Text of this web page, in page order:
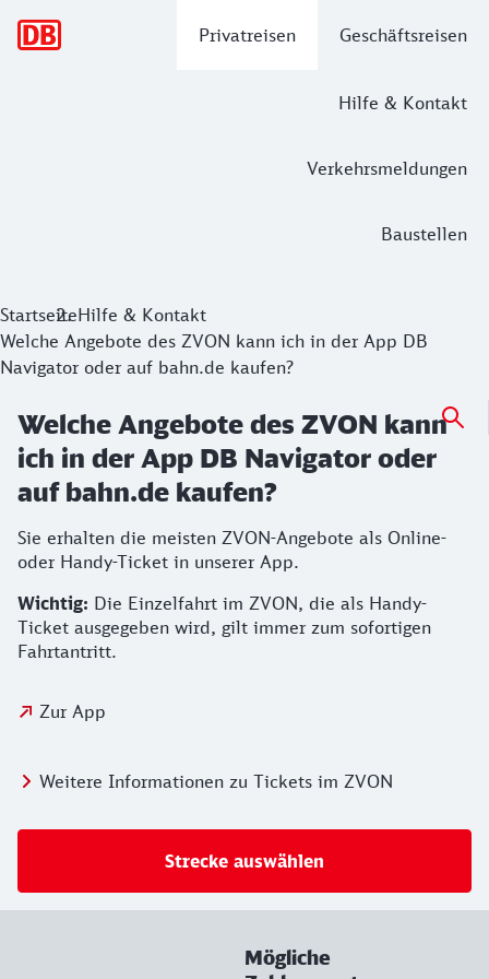
Privatreisen Geschäftsreisen
Hilfe & Kontakt
Verkehrsmeldungen
Baustellen
StartseiteHilfe & Kontakt
Welche Angebote des ZVON kann ich in der App DB
Navigator oder auf bahn.de kaufen?
Welche Angebote des ZVON kann
ich in der App DB Navigator oder
auf bahn.de kaufen?
Sie erhalten die meisten ZVON-Angebote als Online-
oder Handy-Ticket in unserer App.
Wichtig: Die Einzelfahrt im ZVON, die als Handy-
Ticket ausgegeben wird, gilt immer zum sofortigen
Fahrtantritt.
Zur App
Weitere Informationen zu Tickets im ZVON
Strecke auswählen
Mögliche